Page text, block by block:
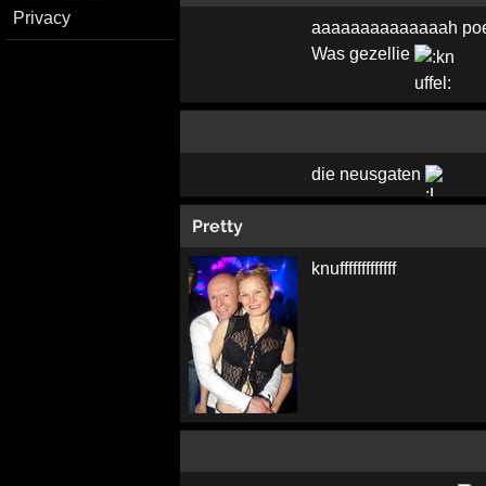
Privacy
aaaaaaaaaaaaaah
Was gezellie
die neusgaten
Pretty
knufffffffffffff